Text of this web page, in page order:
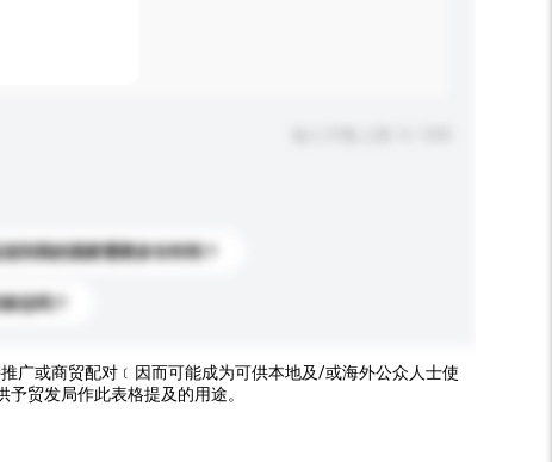
送到我的国家需要多长时间？
志吗？
广或商贸配对﹝因而可能成为可供本地及/或海外公众人士使
贸发局作此表格提及的用途。